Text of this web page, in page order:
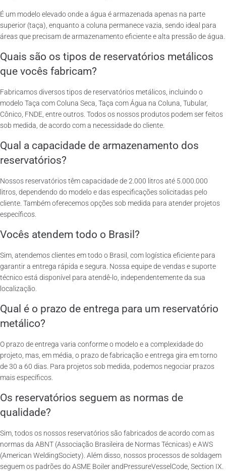
É um modelo elevado onde a água é armazenada apenas na parte
superior (taça), enquanto a coluna permanece vazia, sendo ideal para
áreas que precisam de armazenamento eficiente e alta pressão de água.
Quais são os tipos de reservatórios metálicos
que vocês fabricam?
Fabricamos diversos tipos de reservatórios metálicos, incluindo o
modelo Taça com Coluna Seca, Taça com Água na Coluna, Tubular,
Cônico, FNDE, entre outros. Todos os nossos produtos podem ser feitos
sob medida, de acordo com a necessidade do cliente.
Qual a capacidade de armazenamento dos
reservatórios?
Nossos reservatórios têm capacidade de 2.000 litros até 5.000.000
litros, dependendo do modelo e das especificações solicitadas pelo
cliente. Também oferecemos opções sob medida para atender projetos
específicos.
Vocês atendem todo o Brasil?
Sim, atendemos clientes em todo o Brasil, com logística eficiente para
garantir a entrega rápida e segura. Nossa equipe de vendas e suporte
técnico está disponível para atendê-lo, independentemente da sua
localização.
Qual é o prazo de entrega para um reservatório
metálico?
O prazo de entrega varia conforme o modelo e a complexidade do
projeto, mas, em média, o prazo de fabricação e entrega gira em torno
de 30 a 60 dias. Para projetos sob medida, podemos negociar prazos
mais específicos.
Os reservatórios seguem as normas de
qualidade?
Sim, todos os nossos reservatórios são fabricados de acordo com as
normas da ABNT (Associação Brasileira de Normas Técnicas) e AWS
(American WeldingSociety). Além disso, nossos processos de soldagem
seguem os padrões do ASME Boiler andPressureVesselCode, Section IX.